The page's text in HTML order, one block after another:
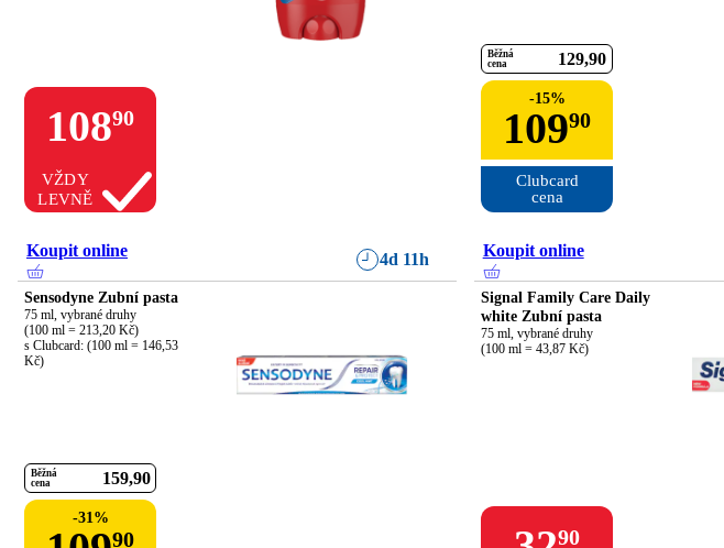
10890
VŽDY
LEVNĚ
Běžná
cena
129 90
-15%
10990
Clubcard
cena
Koupit online 4d 11h
Sensodyne Zubní pasta
75 ml, vybrané druhy
(100 ml = 213,20 Kč)
s Clubcard: (100 ml = 146,53
Kč)
Běžná
cena
159 90
-31%
90
Koupit online
Signal Family Care Daily
white Zubní pasta
75 ml, vybrané druhy
(100 ml = 43,87 Kč)
90